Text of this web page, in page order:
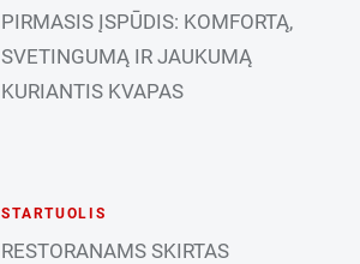
PIRMASIS ĮSPŪDIS: KOMFORTĄ,
SVETINGUMĄ IR JAUKUMĄ
KURIANTIS KVAPAS
STARTUOLIS
RESTORANAMS SKIRTAS